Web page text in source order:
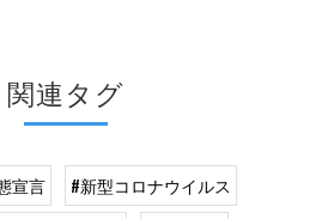
関連タグ
宣言
#新型コロナウイルス